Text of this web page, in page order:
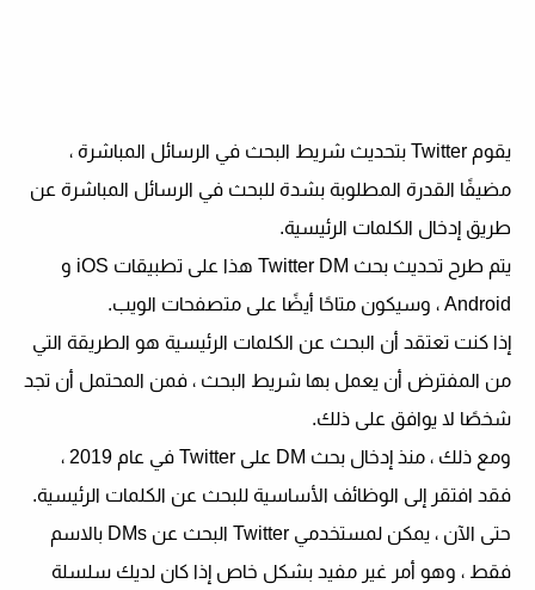
يقوم Twitter بتحديث شريط البحث في الرسائل المباشرة ،
مضيفًا القدرة المطلوبة بشدة للبحث في الرسائل المباشرة عن
طريق إدخال الكلمات الرئيسية.
يتم طرح تحديث بحث Twitter DM هذا على تطبيقات iOS و
Android ، وسيكون متاحًا أيضًا على متصفحات الويب.
إذا كنت تعتقد أن البحث عن الكلمات الرئيسية هو الطريقة التي
من المفترض أن يعمل بها شريط البحث ، فمن المحتمل أن تجد
شخصًا لا يوافق على ذلك.
ومع ذلك ، منذ إدخال بحث DM على Twitter في عام 2019 ،
فقد افتقر إلى الوظائف الأساسية للبحث عن الكلمات الرئيسية.
حتى الآن ، يمكن لمستخدمي Twitter البحث عن DMs بالاسم
فقط ، وهو أمر غير مفيد بشكل خاص إذا كان لديك سلسلة